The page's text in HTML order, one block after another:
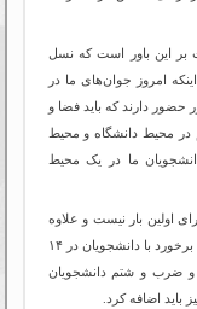
بر این باور است که نسل
امروز جوان‌های ما در
دانشجو در کشور حضور دارند که باید فضا و
در محیط دانشگاه و محیط
ما در یک محیط
اولین بار نیست و علاوه
بر اجازه ندادن به نقادی رئیس جمهور در جلسه ۱۶ آذر ۹۳، برخورد با دانشجویان در ۱۴
و ضرب و شتم دانشجویان
باید اضافه کرد.